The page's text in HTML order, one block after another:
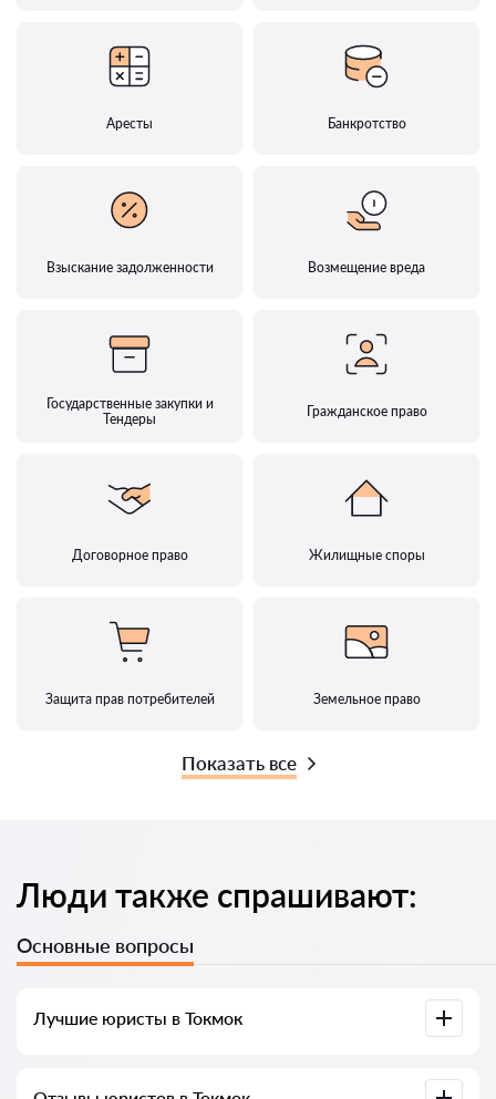
Аресты Банкротство
Взыскание задолженности Возмещение вреда
Государственные закупки и
Тендеры
Гражданское право
Договорное право Жилищные споры
Защита прав потребителей Земельное право
Показать все
Люди также спрашивают:
Основные вопросы
Лучшие юристы в Токмок